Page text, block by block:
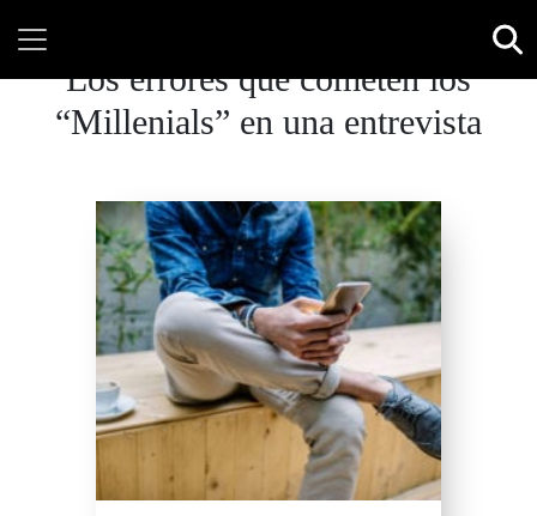
Los errores que cometen los
“Millenials” en una entrevista